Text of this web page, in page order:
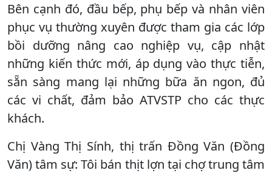
Bên cạnh đó, đầu bếp, phụ bếp và nhân viên
phục vụ thường xuyên được tham gia các lớp
bồi dưỡng nâng cao nghiệp vụ, cập nhật
những kiến thức mới, áp dụng vào thực tiễn,
sẵn sàng mang lại những bữa ăn ngon, đủ
các vi chất, đảm bảo ATVSTP cho các thực
khách.
Chị Vàng Thị Sính, thị trấn Đồng Văn (Đồng
Văn) tâm sự: Tôi bán thịt lợn tại chợ trung tâm